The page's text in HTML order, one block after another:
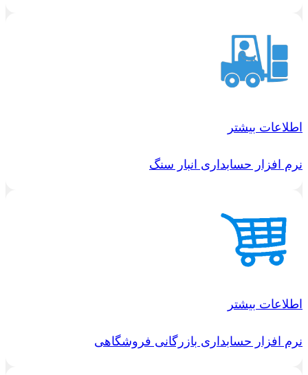
اطلاعات بیشتر
نرم افزار حسابداری انبار سنگ
اطلاعات بیشتر
نرم افزار حسابداری بازرگانی فروشگاهی